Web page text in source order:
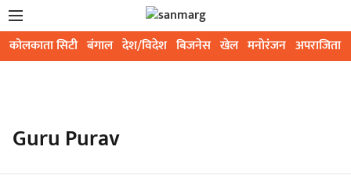
कोलकाता सिटी बंगाल देश/विदेश बिजनेस खेल मनोरंजन अपराजिता
Guru Purav